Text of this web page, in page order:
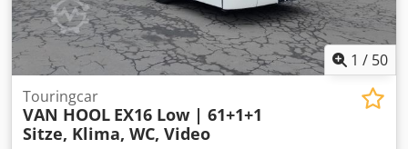
39.000 kg Historie Cjdpfjzmaghjx Agysha Aantal vorige
eigenaren: 1 Staat Algemene staat: gemiddeld Technische
staat: gemiddeld Optische staat: gemiddeld
Productveiligheid Fabrikant: Kuijpers Trading BV
Minosstraat 8 5048CK TILBURG, NL
1 / 50
Touringcar
VAN HOOL EX16 Low | 61+1+1
Sitze, Klima, WC, Video